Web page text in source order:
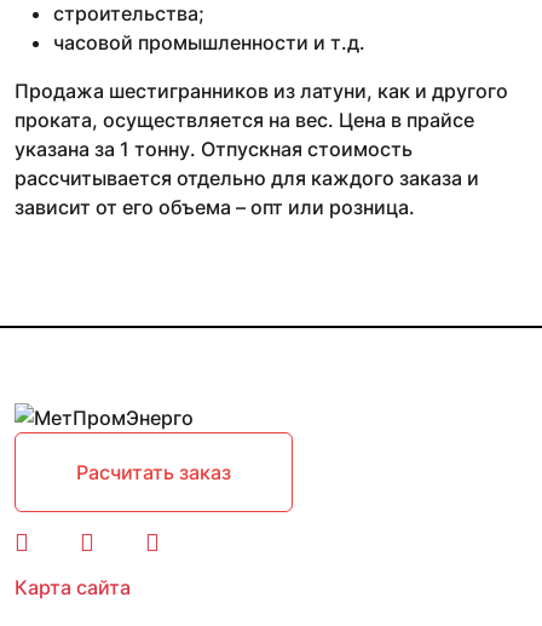
строительства;
часовой промышленности и т.д.
Продажа шестигранников из латуни, как и другого
проката, осуществляется на вес. Цена в прайсе
указана за 1 тонну. Отпускная стоимость
рассчитывается отдельно для каждого заказа и
зависит от его объема – опт или розница.
Расчитать заказ
Карта сайта